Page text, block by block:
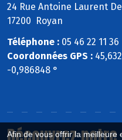
Afin de vous offrir la meilleure
24 Rue Antoine Laurent
17200 Royan
Téléphone : 05 46 22 11 36
Coordonnées GPS :
-0,986848 °